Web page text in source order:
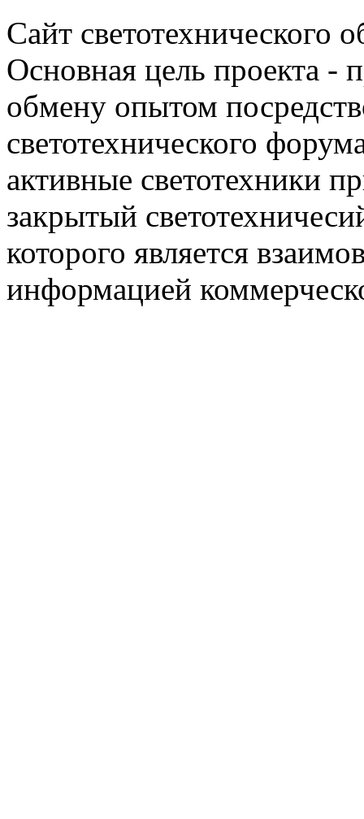
Сайт светотехнического
Основная цель проекта -
обмену опытом
светотехнического
активные светотехники
закрытый
которого является
информацией